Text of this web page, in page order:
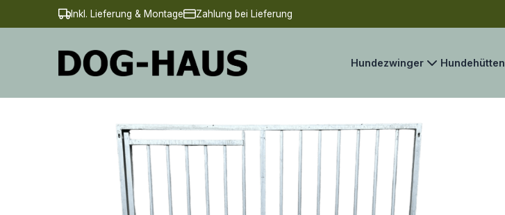
Inkl. Lieferung & Montage Zahlung bei Lieferung
Hundezwinger Hundehütten